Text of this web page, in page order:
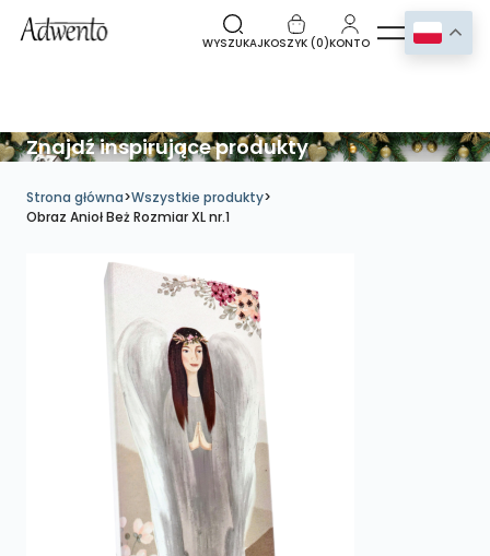
WYSZUKAJKOSZYK (0)KONTO
Znajdź inspirujące produkty
Strona główna>Wszystkie produkty>
Obraz Anioł Beż Rozmiar XL nr.1